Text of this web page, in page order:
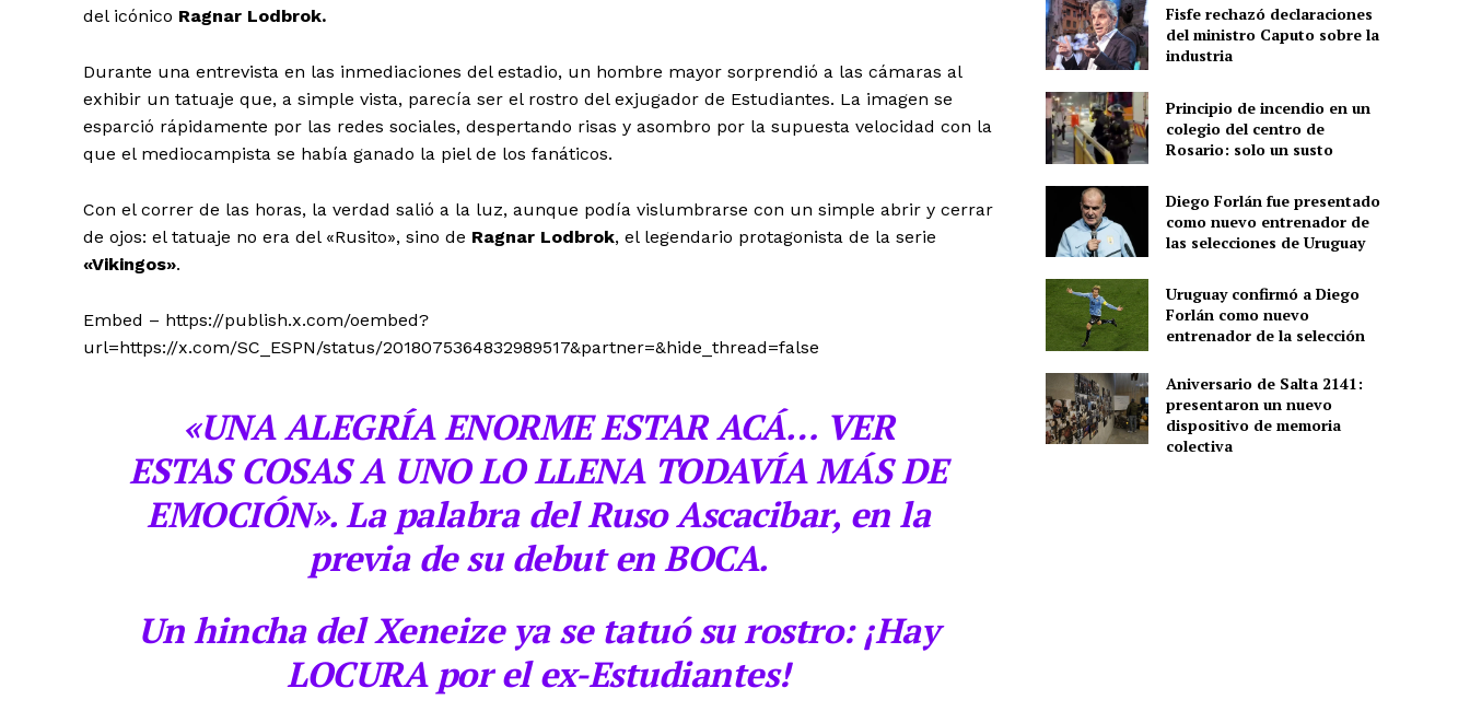
del icónico Ragnar Lodbrok.
Durante una entrevista en las inmediaciones del estadio, un hombre mayor sorprendió a las cámaras al
exhibir un tatuaje que, a simple vista, parecía ser el rostro del exjugador de Estudiantes. La imagen se
esparció rápidamente por las redes sociales, despertando risas y asombro por la supuesta velocidad con la
que el mediocampista se había ganado la piel de los fanáticos.
Con el correr de las horas, la verdad salió a la luz, aunque podía vislumbrarse con un simple abrir y cerrar
de ojos: el tatuaje no era del «Rusito», sino de Ragnar Lodbrok, el legendario protagonista de la serie
«Vikingos».
Embed – https://publish.x.com/oembed?
url=https://x.com/SC_ESPN/status/2018075364832989517&partner=&hide_thread=false
«UNA ALEGRÍA ENORME ESTAR ACÁ… VER
ESTAS COSAS A UNO LO LLENA TODAVÍA MÁS DE
EMOCIÓN». La palabra del Ruso Ascacibar, en la
previa de su debut en BOCA.
Un hincha del Xeneize ya se tatuó su rostro: ¡Hay
LOCURA por el ex-Estudiantes!
Fisfe rechazó declaraciones
del ministro Caputo sobre la
industria
Principio de incendio en un
colegio del centro de
Rosario: solo un susto
Diego Forlán fue presentado
como nuevo entrenador de
las selecciones de Uruguay
Uruguay confirmó a Diego
Forlán como nuevo
entrenador de la selección
Aniversario de Salta 2141:
presentaron un nuevo
dispositivo de memoria
colectiva